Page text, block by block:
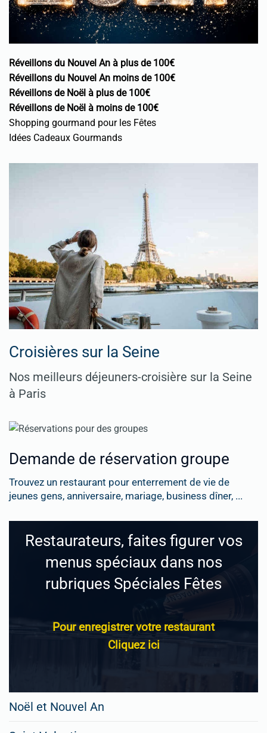
Réveillons du Nouvel An à plus de 100€
Réveillons du Nouvel An moins de 100€
Réveillons de Noël à plus de 100€
Réveillons de Noël à moins de 100€
Shopping gourmand pour les Fêtes
Idées Cadeaux Gourmands
Croisières sur la Seine
Nos meilleurs déjeuners-croisière sur la Seine
à Paris
Demande de réservation groupe
Trouvez un restaurant pour enterrement de vie de
jeunes gens, anniversaire, mariage, business dîner, ...
Restaurateurs, faites figurer vos
menus spéciaux dans nos
rubriques Spéciales Fêtes
Pour enregistrer votre restaurant
Cliquez ici
Noël et Nouvel An